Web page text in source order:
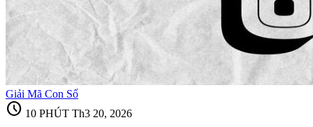
Giải Mã Con Số
schedule 10 PHÚT Th3 20, 2026